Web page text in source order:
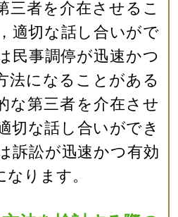
三者を介在させるこ
適切な話し合いがで
民事調停が迅速かつ
法になることがある
な第三者を介在させ
切な話し合いができ
訴訟が迅速かつ有効
ります。